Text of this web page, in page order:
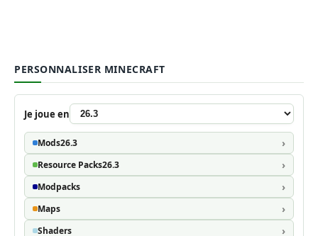
PERSONNALISER MINECRAFT
Je joue en
Mods26.3
Resource Packs26.3
Modpacks
Maps
Shaders